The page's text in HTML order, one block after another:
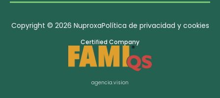
Copyright © 2026 NuproxaPolítica de privacidad y cookies
Certified Company
agencia.vision